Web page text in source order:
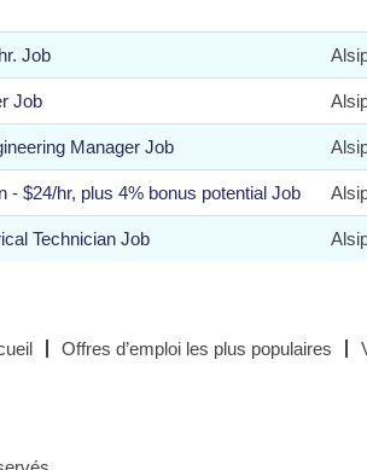
Job
Job
Manager Job
- $24/hr, plus 4% bonus potential Job
Technician Job
Offres d’emploi les plus populaires